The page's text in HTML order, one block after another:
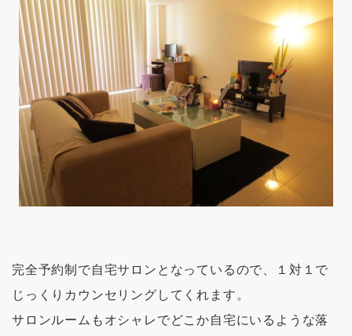
完全予約制で自宅サロンとなっているので、１対１で
じっくりカウンセリングしてくれます。
サロンルームもオシャレでどこか自宅にいるような落